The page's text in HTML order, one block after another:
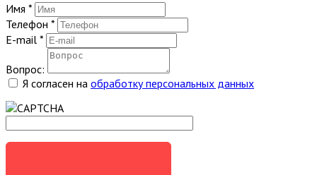
Имя *
Телефон *
E-mail *
Вопрос:
Я согласен на обработку персональных данных